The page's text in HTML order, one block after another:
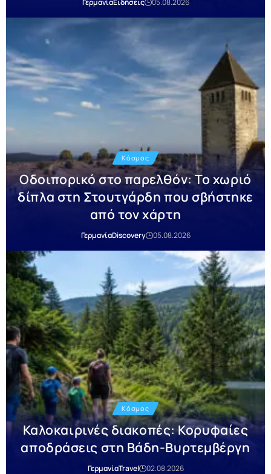
Κόσμος
Οδοιπορικό στο παρελθόν: Το χωριό
δίπλα στη Στουτγάρδη που σβήστηκε
από τον χάρτη
ΓερμανίαDiscovery 05.08.2026
Κόσμος
Καλοκαιρινές διακοπές: Κορυφαίες
αποδράσεις στη Βάδη-Βυρτεμβέργη
ΓερμανίαTravel 02.08.2026